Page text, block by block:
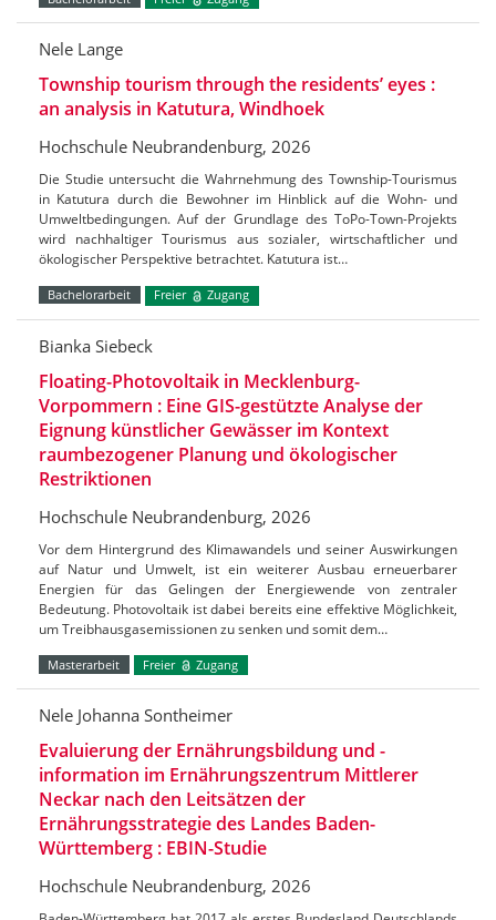
Nele Lange
Township tourism through the residents’ eyes :
an analysis in Katutura, Windhoek
Hochschule Neubrandenburg, 2026
Die Studie untersucht die Wahrnehmung des Township-Tourismus
in Katutura durch die Bewohner im Hinblick auf die Wohn- und
Umweltbedingungen. Auf der Grundlage des ToPo-Town-Projekts
wird nachhaltiger Tourismus aus sozialer, wirtschaftlicher und
ökologischer Perspektive betrachtet. Katutura ist…
Bachelorarbeit Freier Zugang
Bianka Siebeck
Floating-Photovoltaik in Mecklenburg-
Vorpommern : Eine GIS-gestützte Analyse der
Eignung künstlicher Gewässer im Kontext
raumbezogener Planung und ökologischer
Restriktionen
Hochschule Neubrandenburg, 2026
Vor dem Hintergrund des Klimawandels und seiner Auswirkungen
auf Natur und Umwelt, ist ein weiterer Ausbau erneuerbarer
Energien für das Gelingen der Energiewende von zentraler
Bedeutung. Photovoltaik ist dabei bereits eine effektive Möglichkeit,
um Treibhausgasemissionen zu senken und somit dem…
Masterarbeit Freier Zugang
Nele Johanna Sontheimer
Evaluierung der Ernährungsbildung und -
information im Ernährungszentrum Mittlerer
Neckar nach den Leitsätzen der
Ernährungsstrategie des Landes Baden-
Württemberg : EBIN-Studie
Hochschule Neubrandenburg, 2026